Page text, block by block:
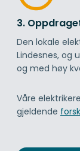
3.
Den lokale
Lindesnes, og
og med høy
Våre
gjeldende